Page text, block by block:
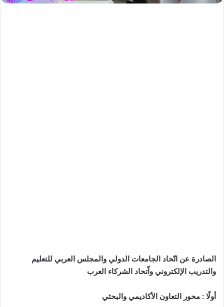
الصادرة عن اتّحاد الجامعات الدولي والمجلس العربي للتعليم
والتدريب الإلكتروني واّتحاد الشركاء العرب
أولًا : محور التعاون الأكاديمي والبحثي